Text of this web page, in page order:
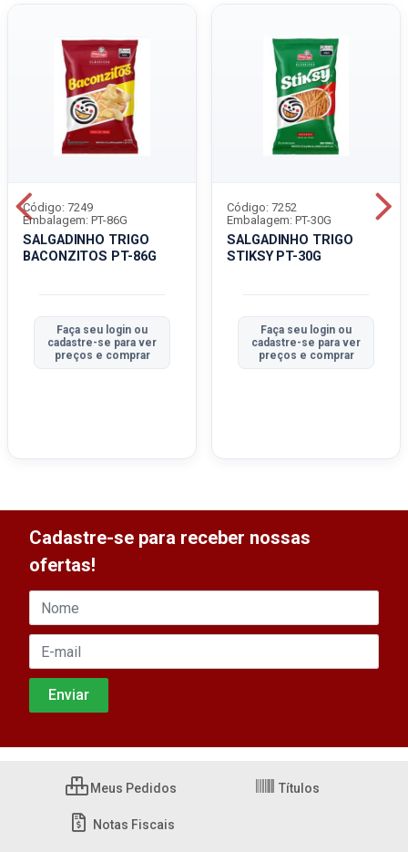
SALGADINHO TRIGO
BACONZITOS PT-86G
Código: 7249
Embalagem: PT-86G
Faça seu login ou
cadastre-se para ver
preços e comprar
SALGADINHO TRIGO
STIKSY PT-30G
Código: 7252
Embalagem: PT-30G
Faça seu login ou
cadastre-se para ver
preços e comprar
Cadastre-se para receber nossas
ofertas!
Meus Pedidos Títulos
Notas Fiscais